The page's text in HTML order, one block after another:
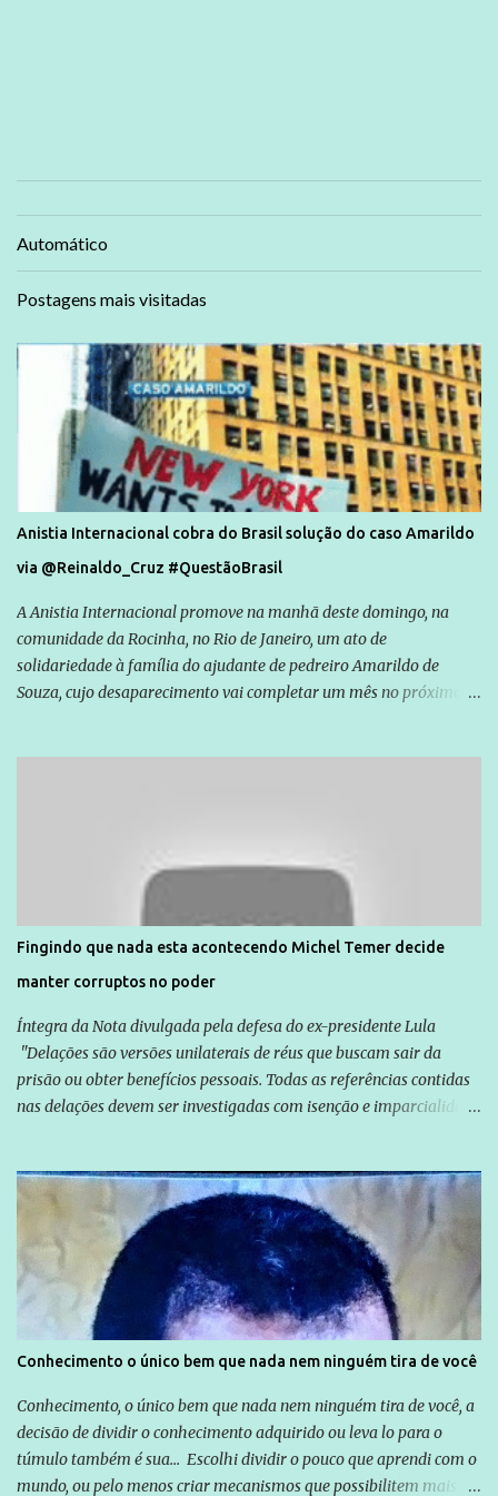
Automático
Postagens mais visitadas
Anistia Internacional cobra do Brasil solução do caso Amarildo
via @Reinaldo_Cruz #QuestãoBrasil
A Anistia Internacional promove na manhã deste domingo, na
comunidade da Rocinha, no Rio de Janeiro, um ato de
solidariedade à família do ajudante de pedreiro Amarildo de
Souza, cujo desaparecimento vai completar um mês no próximo
são vítimas de violência, estão em situação de risco ou têm seus
direitos violados. Leia mais: Anistia Internacional cobra do Brasil
solução do caso Amarildo - Terra Brasil
Fingindo que nada esta acontecendo Michel Temer decide
manter corruptos no poder
Íntegra da Nota divulgada pela defesa do ex-presidente Lula
"Delações são versões unilaterais de réus que buscam sair da
prisão ou obter benefícios pessoais. Todas as referências contidas
nas delações devem ser investigadas com isenção e imparcialidade
Globo manteve com o Grupo Odebrecht, citada na delação de
Emílio Odebrecht. Lula sempre atuou para promover o Brasil no
exterior, e não para promover determinadas empresas ou
empresários" Assina a nota o advogado Cristiano Zanin Martins
Conhecimento o único bem que nada nem ninguém tira de você
Conhecimento, o único bem que nada nem ninguém tira de você, a
decisão de dividir o conhecimento adquirido ou leva lo para o
túmulo também é sua... Escolhi dividir o pouco que aprendi com o
mundo, ou pelo menos criar mecanismos que possibilitem mais e